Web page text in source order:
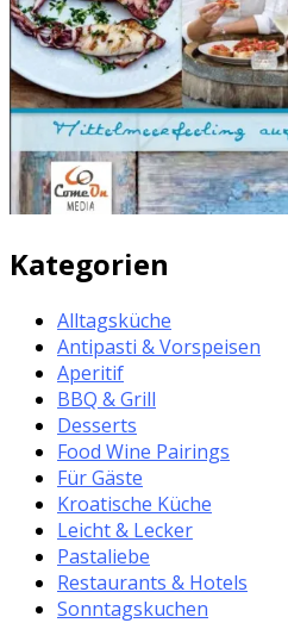
Kategorien
Alltagsküche
Antipasti & Vorspeisen
Aperitif
BBQ & Grill
Desserts
Food Wine Pairings
Für Gäste
Kroatische Küche
Leicht & Lecker
Pastaliebe
Restaurants & Hotels
Sonntagskuchen